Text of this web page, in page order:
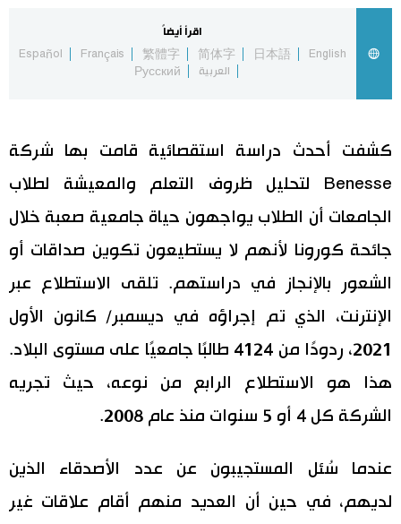
أشخاص
تجارب وآراء
اقتصاد
مجتمع
ثقافة
لايف ستايل
إعلان
اللغة اليابانية
موسوعة اليابان
اقرأ أيضاً
English
日本語
简体字
繁體字
Français
Español
العربية
Русский
كشفت أحدث دراسة استقصائية قامت بها شركة
Benesse لتحليل ظروف التعلم والمعيشة لطلاب
الجامعات أن الطلاب يواجهون حياة جامعية صعبة خلال
جائحة كورونا لأنهم لا يستطيعون تكوين صداقات أو
الشعور بالإنجاز في دراستهم. تلقى الاستطلاع عبر
الإنترنت، الذي تم إجراؤه في ديسمبر/ كانون الأول
2021، ردودًا من 4124 طالبًا جامعيًا على مستوى البلاد.
هذا هو الاستطلاع الرابع من نوعه، حيث تجريه
الشركة كل 4 أو 5 سنوات منذ عام 2008.
عندما سُئل المستجيبون عن عدد الأصدقاء الذين
لديهم، في حين أن العديد منهم أقام علاقات غير